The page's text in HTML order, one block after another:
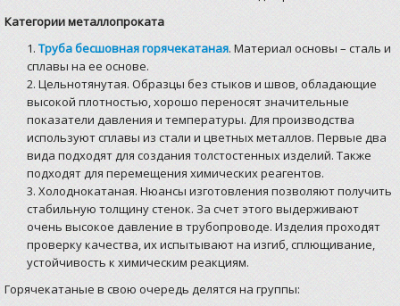
Категорииметаллопроката
Труба бесшовная горячекатаная. Материал основы – сталь и
сплавы на ее основе.
Цельнотянутая. Образцы без стыков и швов, обладающие
высокой плотностью, хорошо переносят значительные
показатели давления и температуры. Для производства
используют сплавы из стали и цветных металлов. Первые два
вида подходят для создания толстостенных изделий. Также
подходят для перемещения химических реагентов.
Холоднокатаная. Нюансы изготовления позволяют получить
стабильную толщину стенок. За счет этого выдерживают
очень высокое давление в трубопроводе. Изделия проходят
проверку качества, их испытывают на изгиб, сплющивание,
устойчивость к химическим реакциям.
Горячекатаные в свою очередь делятся на группы: